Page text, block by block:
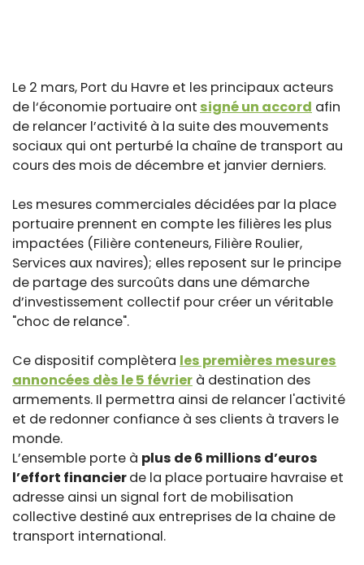
Le 2 mars, Port du Havre et les principaux acteurs
de l‘économie portuaire ont signé un accord afin
de relancer l’activité à la suite des mouvements
sociaux qui ont perturbé la chaîne de transport au
cours des mois de décembre et janvier derniers.
Les mesures commerciales décidées par la place
portuaire prennent en compte les filières les plus
impactées (Filière conteneurs, Filière Roulier,
Services aux navires); elles reposent sur le principe
de partage des surcoûts dans une démarche
d’investissement collectif pour créer un véritable
"choc de relance".
Ce dispositif complètera les premières mesures
annoncées dès le 5 février à destination des
armements. Il permettra ainsi de relancer l'activité
et de redonner confiance à ses clients à travers le
monde.
L’ensemble porte à plus de 6 millions d’euros
l’effort financierde la place portuaire havraise et
adresse ainsi un signal fort de mobilisation
collective destiné aux entreprises de la chaine de
transport international.